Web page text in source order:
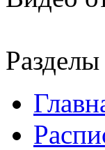
Разделы